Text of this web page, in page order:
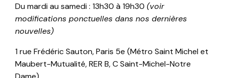
Du mardi au samedi : 13h30 à 19h30 (voir
modifications ponctuelles dans nos dernières
nouvelles)
1 rue Frédéric Sauton, Paris 5e (Métro Saint Michel et
Maubert-Mutualité, RER B, C Saint-Michel-Notre